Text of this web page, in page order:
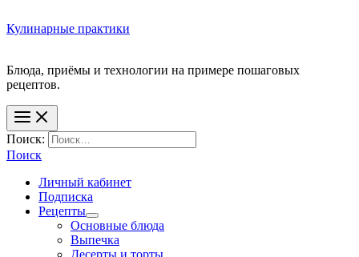
Кулинарные практики
Блюда, приёмы и технологии на примере пошаговых
Поиск:
Поиск
Личный кабинет
Подписка
Рецепты
Основные блюда
Выпечка
Десерты и торты